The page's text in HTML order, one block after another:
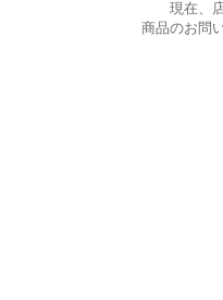
現在、
商品のお問